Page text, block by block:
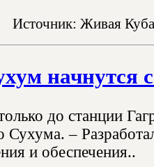
Источник: Живая
начнутся
до станции
Сухума. –
и обеспечения..